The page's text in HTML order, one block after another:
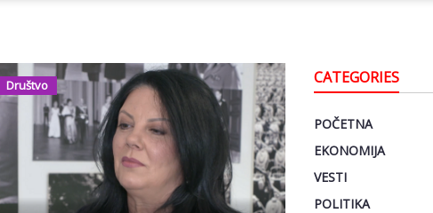
Društvo CATEGORIES
POČETNA
EKONOMIJA
VESTI
POLITIKA